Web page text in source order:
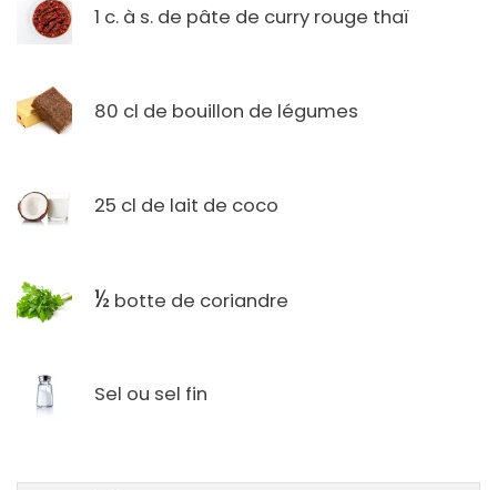
1 c. à s. de pâte de curry rouge thaï
80 cl de bouillon de légumes
25 cl de lait de coco
½ botte de coriandre
Sel ou sel fin